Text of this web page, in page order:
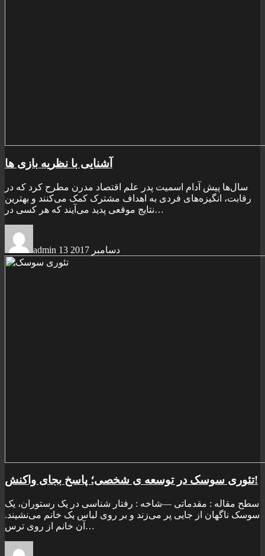
آشنايی با نظريه بازی ها
سال‌ها پیش آدام اسمیت پدر علم اقتصاد مدرن مطرح کرد که در
رقابت، انگیزه‌های فردی به اهداف مشترک کمک می‌کنند و بهترین
نتایج موقعی پدید می‌آیند که هر کسی در…
admin 13 دسامبر 2017
تئوری سوسک در توسعه ی شخصی؛ پاسخ بجای واکنش!
سطح مقاله : مقدماتی —شاخه : رفتار شناسی در یک رستوران، یک
سوسک ناگهان از جایی پر می‌زند و بر روی لباس یک خانم می‌نشیند.
آن خانم از روی ترس…